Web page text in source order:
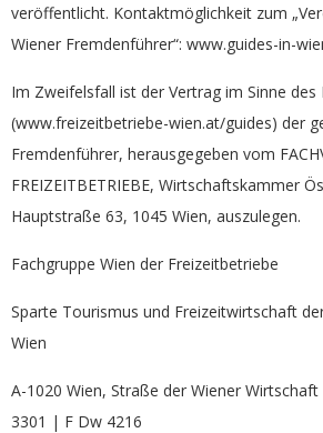
veröffentlicht. Kontaktmöglichkeit zum
Wiener Fremdenführer“: www.guides-in-
Im Zweifelsfall ist der Vertrag im Sinne des
(www.freizeitbetriebe-wien.at/guides) der
Fremdenführer, herausgegeben vom
FREIZEITBETRIEBE, Wirtschaftskammer
Hauptstraße 63, 1045 Wien, auszulegen.
Fachgruppe Wien der Freizeitbetriebe
Sparte Tourismus und Freizeitwirtschaft
Wien
A-1020 Wien, Straße der Wiener
3301 | F Dw 4216